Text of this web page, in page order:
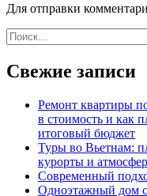
Для отправки
Найти:
Свежие записи
Ремонт квартиры
в стоимость и как
итоговый бюджет
Туры во Вьетнам:
курорты и
Современный
Одноэтажный дом